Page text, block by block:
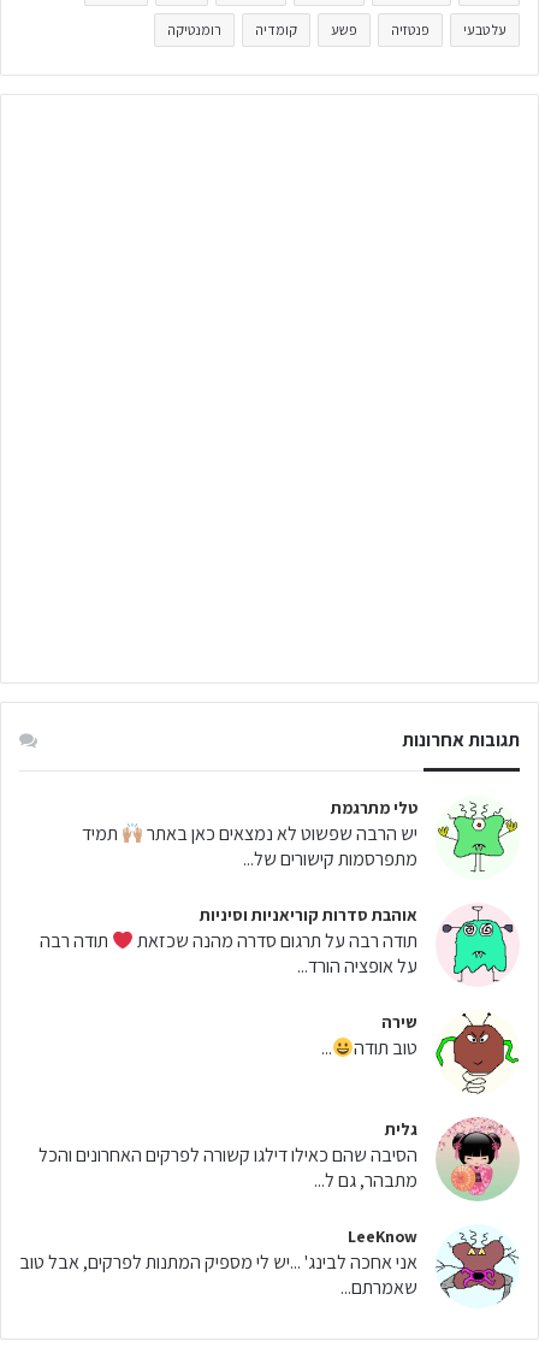
על טבעי פנטזיה פשע קומדיה רומנטיקה
תגובות אחרונות
טלי מתרגמת
יש הרבה שפשוט לא נמצאים כאן באתר
תמיד
מתפרסמות קישורים של...
אוהבת סדרות קוריאניות וסיניות
תודה רבה על תרגום סדרה מהנה שכזאת
תודה רבה
על אופציה הורד...
שירה
טוב תודה ...
גלית
הסיבה שהם כאילו דילגו קשורה לפרקים האחרונים והכל
מתבהר, גם ל...
LeeKnow
אני אחכה לבינג' ...יש לי מספיק המתנות לפרקים, אבל טוב
שאמרתם...